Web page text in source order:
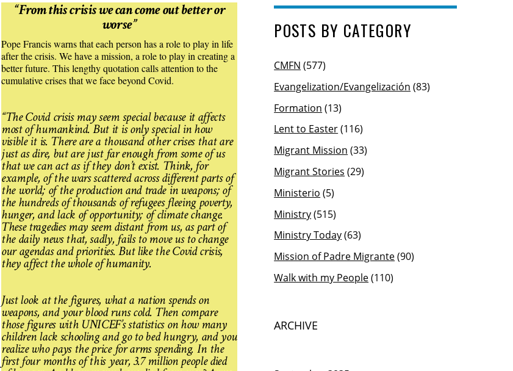
“From this crisis we can come out better or
worse”
Pope Francis warns that each person has a role to play in life
after the crisis. We have a mission, a role to play in creating a
better future. This lengthy quotation calls attention to the
cumulative crises that we face beyond Covid.
“The Covid crisis may seem special because it affects
most of humankind. But it is only special in how
visible it is. There are a thousand other crises that are
just as dire, but are just far enough from some of us
that we can act as if they don’t exist. Think, for
example, of the wars scattered across different parts of
the world; of the production and trade in weapons; of
the hundreds of thousands of refugees fleeing poverty,
hunger, and lack of opportunity; of climate change.
These tragedies may seem distant from us, as part of
the daily news that, sadly, fails to move us to change
our agendas and priorities. But like the Covid crisis,
they affect the whole of humanity.
Just look at the figures, what a nation spends on
weapons, and your blood runs cold. Then compare
those figures with UNICEF’s statistics on how many
children lack schooling and go to bed hungry, and you
realize who pays the price for arms spending. In the
first four months of this year, 3.7 million people died
POSTS BY CATEGORY
CMFN (577)
Evangelization/Evangelización (83)
Formation (13)
Lent to Easter(116)
Migrant Mission (33)
Migrant Stories (29)
Ministerio (5)
Ministry(515)
Ministry Today(63)
Mission of Padre Migrante(90)
Walk with my People(110)
ARCHIVE